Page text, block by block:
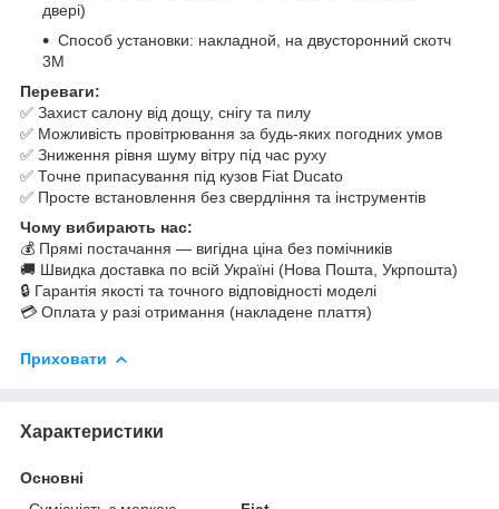
двері)
Способ установки: накладной, на двусторонний скотч
3M
Переваги:
✅ Захист салону від дощу, снігу та пилу
✅ Можливість провітрювання за будь-яких погодних умов
✅ Зниження рівня шуму вітру під час руху
✅ Точне припасування під кузов Fiat Ducato
✅ Просте встановлення без свердління та інструментів
Чому вибирають нас:
💰 Прямі постачання — вигідна ціна без помічників
🚚 Швидка доставка по всій Україні (Нова Пошта, Укрпошта)
🔒 Гарантія якості та точного відповідності моделі
💳 Оплата у разі отримання (накладене плаття)
Приховати
Характеристики
Основні